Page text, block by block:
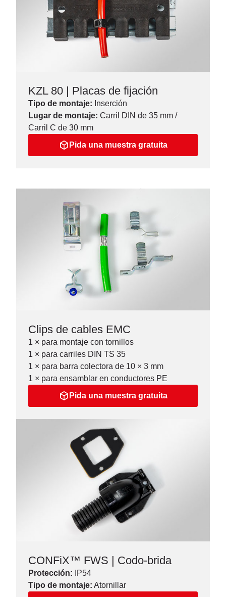
KZL 80 | Placas de fijación
Tipo de montaje: Inserción
Lugar de montaje: Carril DIN de 35 mm /
Carril C de 30 mm
Pida una muestra gratuita
Clips de cables EMC
1 × para montaje con tornillos
1 × para carriles DIN TS 35
1 × para barra colectora de 10 × 3 mm
1 × para ensamblar en conductores PE
Pida una muestra gratuita
CONFiX™ FWS | Codo-brida
Protección: IP54
Tipo de montaje: Atornillar